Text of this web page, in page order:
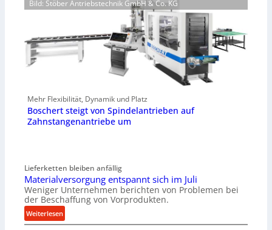
Bild: Stöber Antriebstechnik GmbH & Co. KG
Mehr Flexibilität, Dynamik und Platz
Boschert steigt von Spindelantrieben auf
Zahnstangenantriebe um
Lieferketten bleiben anfällig
Materialversorgung entspannt sich im Juli
Weniger Unternehmen berichten von Problemen bei
der Beschaffung von Vorprodukten.
Weiterlesen:
M